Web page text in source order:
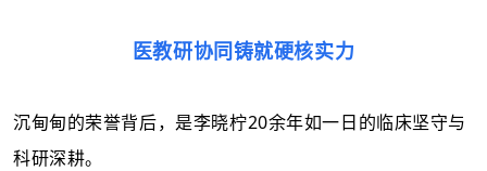
医教研协同铸就硬核实力
沉甸甸的荣誉背后，是李晓柠20余年如一日的临床坚守与
科研深耕。